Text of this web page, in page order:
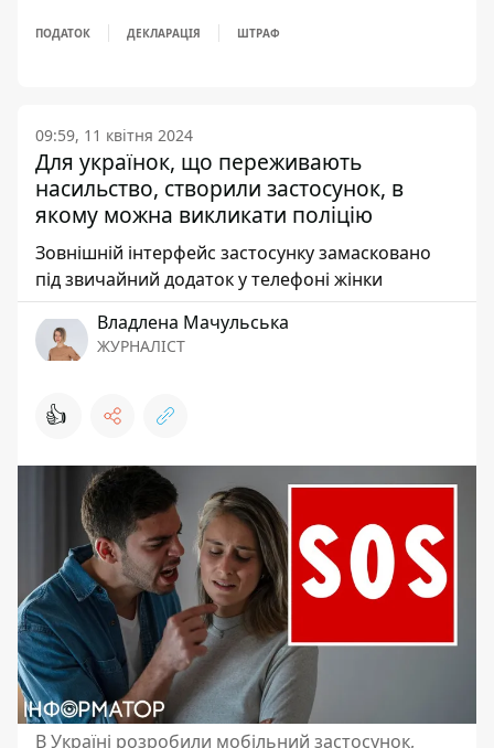
ПОДАТОК ДЕКЛАРАЦІЯ ШТРАФ
09:59, 11 квітня 2024
Для українок, що переживають
насильство, створили застосунок, в
якому можна викликати поліцію
Зовнішній інтерфейс застосунку замасковано
під звичайний додаток у телефоні жінки
Владлена Мачульська
ЖУРНАЛІСТ
👍
В Україні розробили мобільний застосунок,